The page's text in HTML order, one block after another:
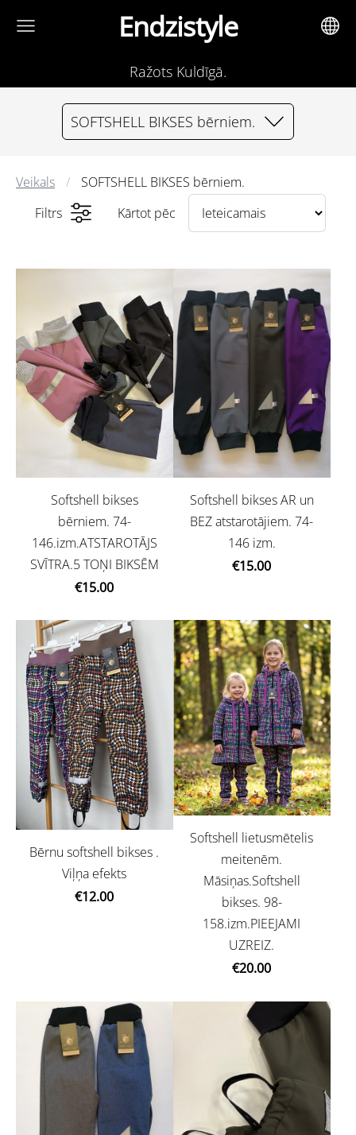
Endzistyle
Ražots Kuldīgā.
SOFTSHELL BIKSES bērniem.
Veikals
SOFTSHELL BIKSES bērniem.
Filtrs
Kārtot pēc
Softshell bikses
bērniem. 74-
146.izm.ATSTAROTĀJS
SVĪTRA.5 TOŅI BIKSĒM
€15.00
Softshell bikses AR un
BEZ atstarotājiem. 74-
146 izm.
€15.00
Bērnu softshell bikses .
Viļņa efekts
€12.00
Softshell lietusmētelis
meitenēm.
Māsiņas.Softshell
bikses. 98-
158.izm.PIEEJAMI
UZREIZ.
€20.00